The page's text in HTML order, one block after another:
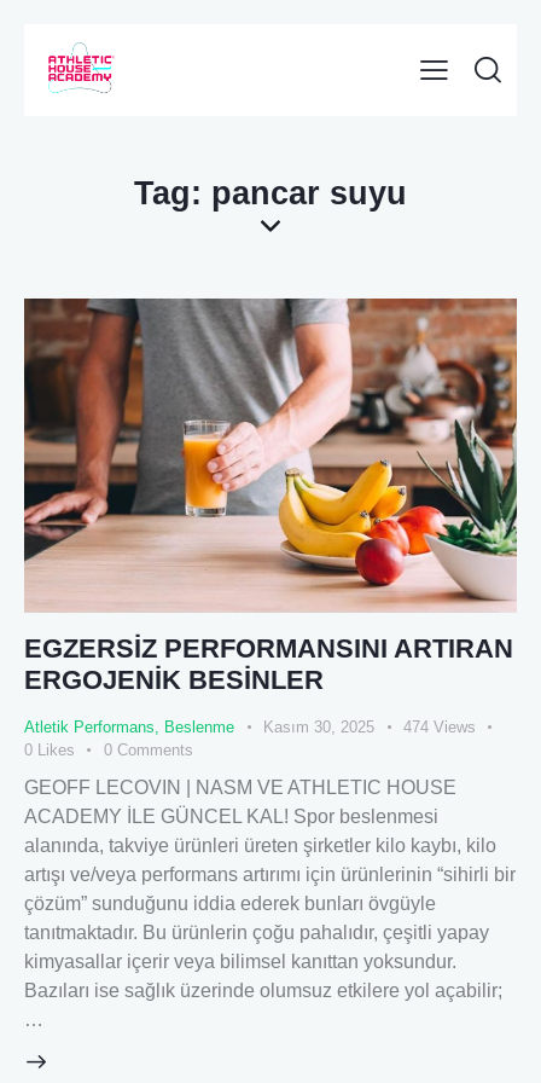
Tag: pancar suyu
EGZERSİZ PERFORMANSINI ARTIRAN
ERGOJENİK BESİNLER
Atletik Performans, Beslenme Kasım 30, 2025 474 Views
0 Likes 0 Comments
GEOFF LECOVIN | NASM VE ATHLETIC HOUSE
ACADEMY İLE GÜNCEL KAL! Spor beslenmesi
alanında, takviye ürünleri üreten şirketler kilo kaybı, kilo
artışı ve/veya performans artırımı için ürünlerinin “sihirli bir
çözüm” sunduğunu iddia ederek bunları övgüyle
tanıtmaktadır. Bu ürünlerin çoğu pahalıdır, çeşitli yapay
kimyasallar içerir veya bilimsel kanıttan yoksundur.
Bazıları ise sağlık üzerinde olumsuz etkilere yol açabilir;
…